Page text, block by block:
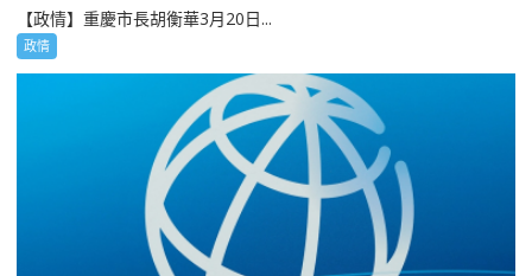
【政情】重慶市長胡衡華3月20日...
政情